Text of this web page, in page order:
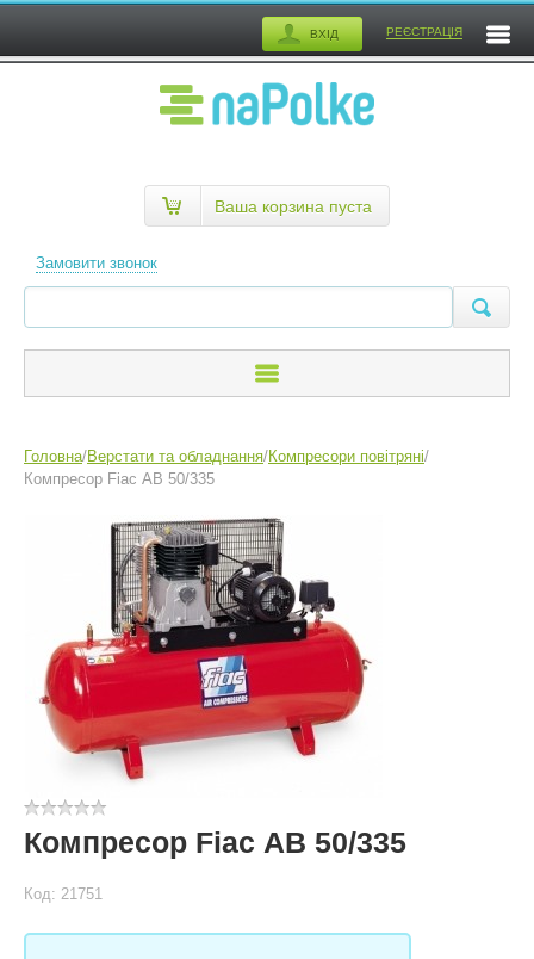
ВХІД РЕЄСТРАЦІЯ
Замовити звонок
Ваша корзина пуста
Головна/Верстати та обладнання/Компресори повітряні/
Компресор Fiac АВ 50/335
Компресор Fiac АВ 50/335
Код: 21751